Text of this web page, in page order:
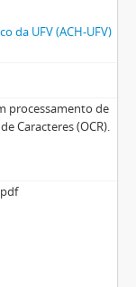
da UFV (ACH-UFV)
processamento de
Caracteres (OCR).